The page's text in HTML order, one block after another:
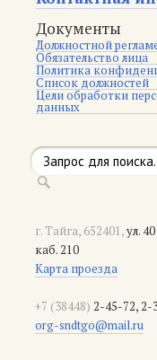
Документы
Должностной
Обязательство лица
Политика
Список должностей
Цели обработки
данных
г. Тайга, 652401,ул.
каб. 210
Карта проезда
+7 (38448) 2-45-72, 2-
org-sndtgo@mail.ru